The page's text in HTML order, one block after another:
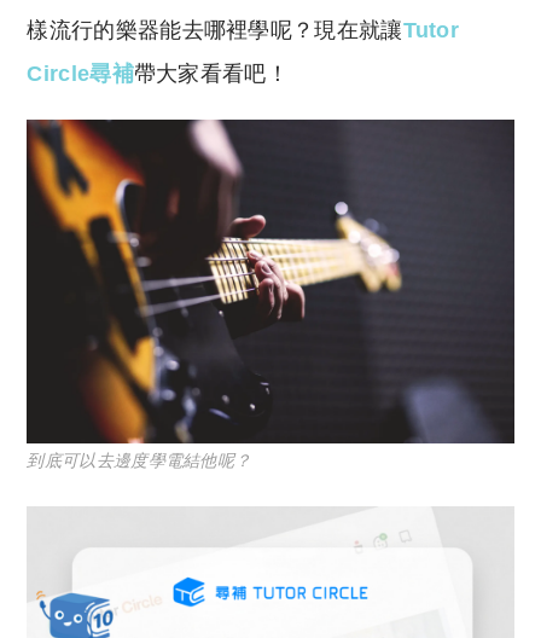
樣流行的樂器能去哪裡學呢？現在就讓Tutor
Circle尋補帶大家看看吧！
到底可以去邊度學電結他呢？